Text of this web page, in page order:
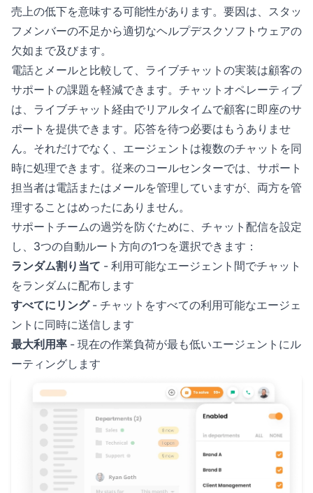
売上の低下を意味する可能性があります。要因は、スタッ
フメンバーの不足から適切なヘルプデスクソフトウェアの
欠如まで及びます。
電話とメールと比較して、ライブチャットの実装は顧客の
サポートの課題を軽減できます。チャットオペレーティブ
は、ライブチャット経由でリアルタイムで顧客に即座のサ
ポートを提供できます。応答を待つ必要はもうありませ
ん。それだけでなく、エージェントは複数のチャットを同
時に処理できます。従来のコールセンターでは、サポート
担当者は電話またはメールを管理していますが、両方を管
理することはめったにありません。
サポートチームの過労を防ぐために、チャット配信を設定
し、3つの自動ルート方向の1つを選択できます：
ランダム割り当て - 利用可能なエージェント間でチャット
をランダムに配布します
すべてにリング- チャットをすべての利用可能なエージェ
ントに同時に送信します
最大利用率 - 現在の作業負荷が最も低いエージェントにル
ーティングします